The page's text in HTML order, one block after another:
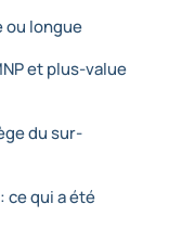
ou longue
et plus-value
du sur-
ce qui a été